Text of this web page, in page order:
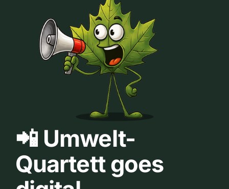
📲 Umwelt-
Quartett goes